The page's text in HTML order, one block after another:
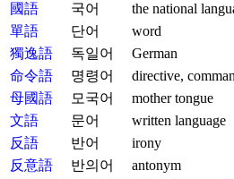
國語
국어
the national
單語
단어
word
獨逸語
독일어
German
命令語
명령어
directive,
母國語
모국어
mother tongue
文語
문어
written language
反語
반어
irony
反意語
반의어
antonym